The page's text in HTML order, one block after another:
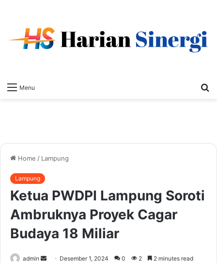
Menu
Home / Lampung
Lampung
Ketua PWDPI Lampung Soroti
Ambruknya Proyek Cagar
Budaya 18 Miliar
admin
Send Desember 1, 2024 0 2 2 minutes read